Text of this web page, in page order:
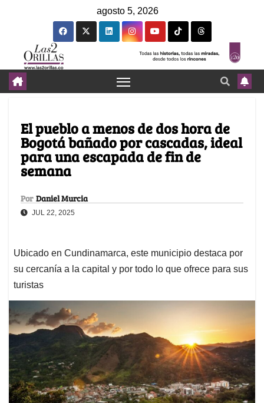
agosto 5, 2026
El pueblo a menos de dos hora de
Bogotá bañado por cascadas, ideal
para una escapada de fin de
semana
Por Daniel Murcia
JUL 22, 2025
Ubicado en Cundinamarca, este municipio destaca por
su cercanía a la capital y por todo lo que ofrece para sus
turistas